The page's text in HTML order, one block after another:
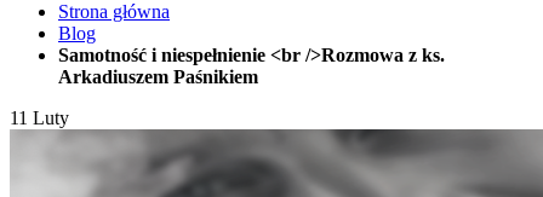
Strona główna
Blog
Samotność i niespełnienie <br />Rozmowa z ks.
Arkadiuszem Paśnikiem
11 Luty